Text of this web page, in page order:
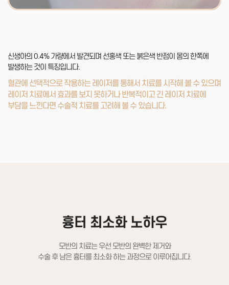
신생아의 0.4% 가량에서 발견되며 선홍색 또는 붉은색 반점이 몸의 한쪽에
발생하는 것이 특징입니다.
혈관에 선택적으로 작용하는 레이저를 통해서 치료를 시작해 볼 수 있으며
레이저 치료에서 효과를 보지 못하거나반복적이고 긴 레이저 치료에
부담을 느낀다면 수술적 치료를 고려해 볼 수 있습니다.
흉터 최소화 노하우
모반의 치료는 우선 모반의 완벽한 제거와
수술 후 남은 흉터를 최소화 하는 과정으로 이루어집니다.